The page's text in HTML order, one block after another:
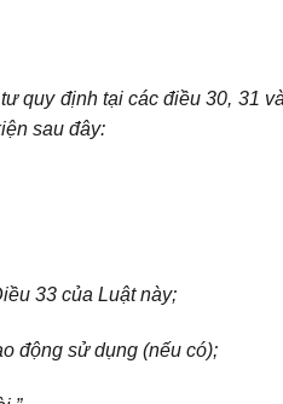
quy định tại các điều 30, 31
sau đây:
33 của Luật này;
động sử dụng (nếu có);